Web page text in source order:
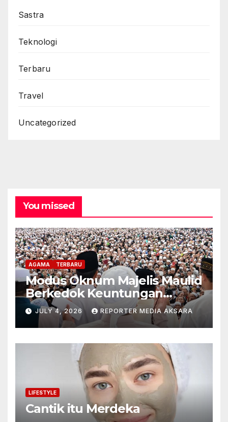
Sastra
Teknologi
Terbaru
Travel
Uncategorized
You missed
AGAMA TERBARU
Modus Oknum Majelis Maulid
Berkedok Keuntungan
Pribadi
JULY 4, 2026 REPORTER MEDIA AKSARA
LIFESTYLE
Cantik itu Merdeka